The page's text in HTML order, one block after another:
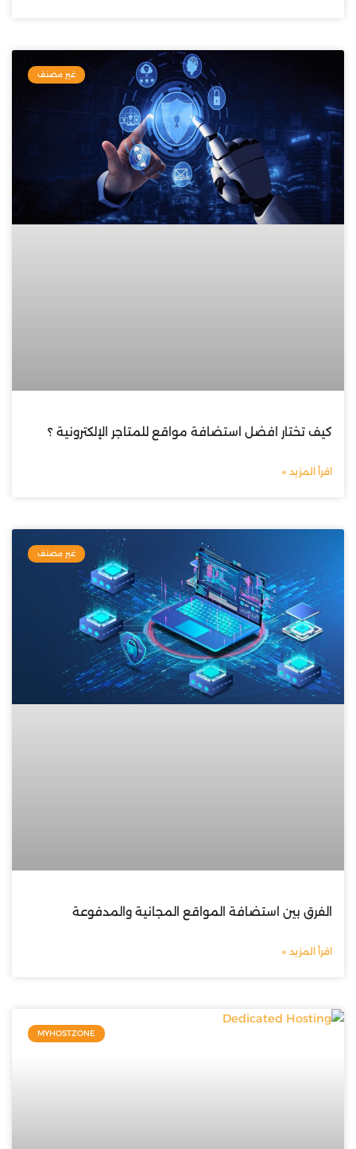
غير مصنف
كيف تختار افضل استضافة مواقع للمتاجر الإلكترونية ؟
اقرأ المزيد »
غير مصنف
الفرق بين استضافة المواقع المجانية والمدفوعة
اقرأ المزيد »
MYHOSTZONE